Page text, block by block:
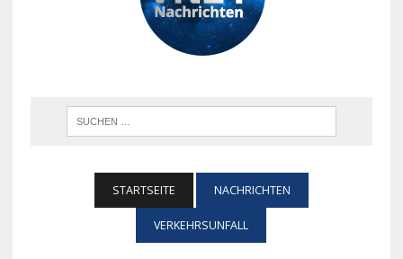
STARTSEITE NACHRICHTEN
VERKEHRSUNFALL